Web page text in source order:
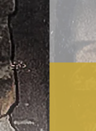
zum
Inhalt